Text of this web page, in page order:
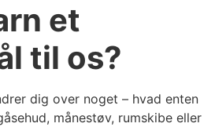
et
til os?
dig over noget – hvad enten
månestøv, rumskibe eller